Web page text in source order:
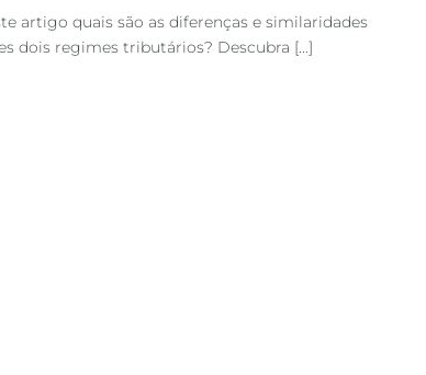
artigo quais são as diferenças e similaridades
dois regimes tributários? Descubra [...]